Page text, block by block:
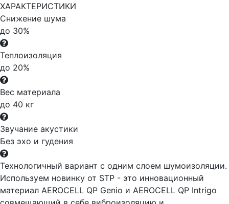
ХАРАКТЕРИСТИКИ
Снижение шума
до 30%
Теплоизоляция
до 20%
Вес материала
до 40 кг
Звучание акустики
Без эхо и гудения
Технологичный вариант с одним слоем шумоизоляции.
Используем новинку от STP - это инновационный
материал AEROCELL QP Genio и AEROCELL QP Intrigo